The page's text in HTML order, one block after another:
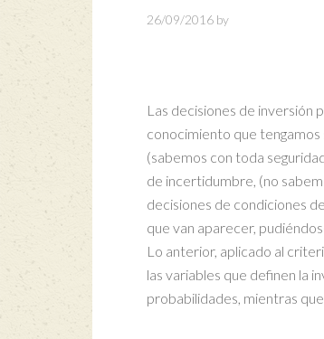
26/09/2016 by
Las decisiones de inversión
conocimiento que
(sabemos con toda
de incertidumbre, (no
decisiones de condiciones
que van aparecer,
Lo anterior, aplicado al
las variables que definen la
probabilidades, mientras